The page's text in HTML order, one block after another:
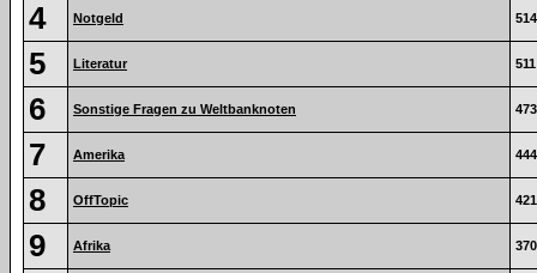
4 Notgeld 514
5 Literatur 511
6 Sonstige Fragen zu Weltbanknoten 473
7 Amerika 444
8 OffTopic 421
9 Afrika 370